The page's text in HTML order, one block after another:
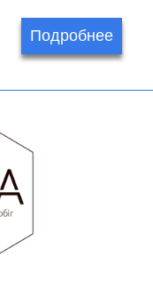
Подробнее